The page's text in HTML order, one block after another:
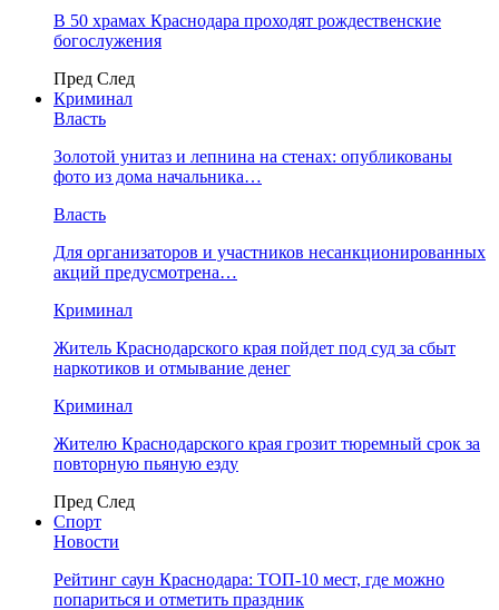
В 50 храмах Краснодара проходят рождественские
богослужения
Пред След
Криминал
Власть
​Золотой унитаз и лепнина на стенах: опубликованы
фото из дома начальника…
Власть
Для организаторов и участников несанкционированных
акций предусмотрена…
Криминал
Житель Краснодарского края пойдет под суд за сбыт
наркотиков и отмывание денег
Криминал
Жителю Краснодарского края грозит тюремный срок за
повторную пьяную езду
Пред След
Спорт
Новости
Рейтинг саун Краснодара: ТОП-10 мест, где можно
попариться и отметить праздник